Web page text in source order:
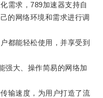
求，789加速器支持自
的网络环境和需求进行调
能轻松使用，并享受到
大、操作简易的网络加
速度，为用户打造了流